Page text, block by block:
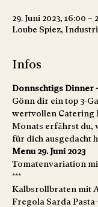
29. Juni 2023, 16:00 –
Loube Spiez,
Infos
Donnschtigs Dinner
Gönn dir ein top 3-
wertvollen Catering
Monats erfährst du,
für dich ausgedacht
Menu 29. Juni 2023
Tomatenvariation
***
Kalbsrollbraten mit
Fregola Sarda